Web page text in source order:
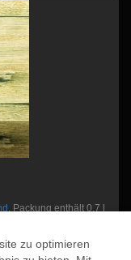
, Packung enthält 0,7 l
zu optimieren